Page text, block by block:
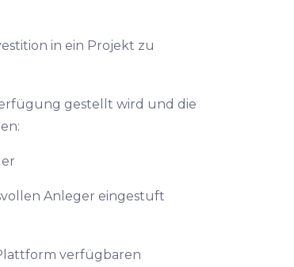
in ein Projekt zu
gestellt wird und die
Anleger eingestuft
verfügbaren